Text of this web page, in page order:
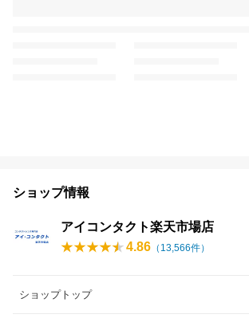
ショップ情報
アイコンタクト楽天市場店
4.86 （ 13,566件）
ショップトップ